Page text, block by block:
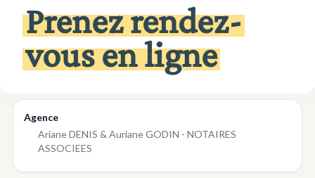
Héritage et donations
Entreprendre
Calculateurs
Prenez rendez-
vous en ligne